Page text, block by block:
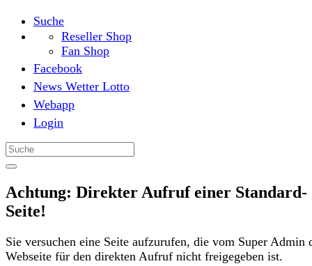
Suche
Reseller Shop
Fan Shop
Facebook
News Wetter Lotto
Webapp
Login
Achtung: Direkter Aufruf einer Standard-
Seite!
Sie versuchen eine Seite aufzurufen, die vom Super Admin
Webseite für den direkten Aufruf nicht freigegeben ist.